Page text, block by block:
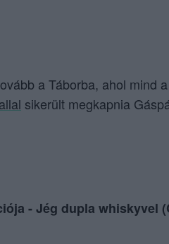
a Táborba, ahol mind
sikerült megkapnia
- Jég dupla whiskyvel